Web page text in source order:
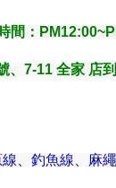
間：
、7-11 全家 店
、釣魚線、麻